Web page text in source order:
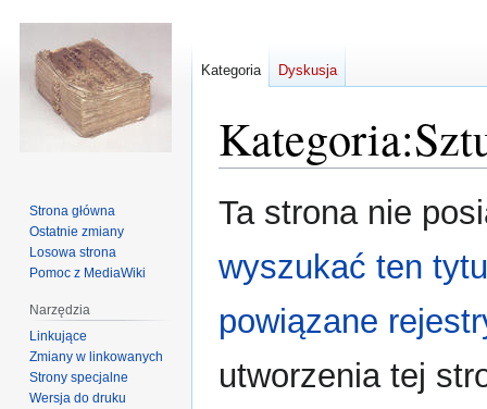
Kategoria:
Przejdź
do
Przejdź
do
Ta strona nie
wyszukać ten
powiązane
utworzenia tej
Kategoria Dyskusja
Strona główna
Ostatnie zmiany
Losowa strona
Pomoc z MediaWiki
Narzędzia
Linkujące
Zmiany w linkowanych
Strony specjalne
Wersja do druku